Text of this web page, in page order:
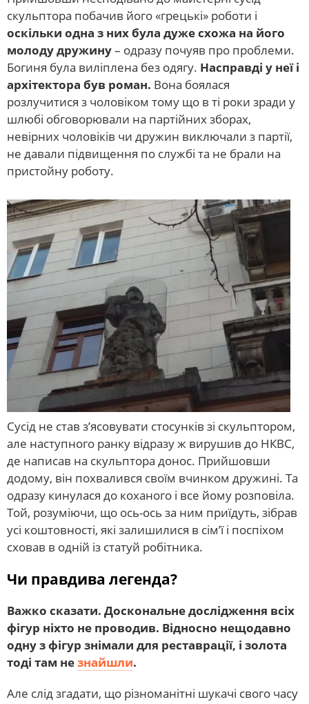
скульптора побачив його «грецькі» роботи і
оскільки одна з них була дуже схожа на його
молоду дружину– одразу почуяв про проблеми.
Богиня була виліплена без одягу. Насправді у неї і
архітектора був роман. Вона боялася
розлучитися з чоловіком тому що в ті роки зради у
шлюбі обговорювали на партійних зборах,
невірних чоловіків чи дружин виключали з партії,
не давали підвищення по службі та не брали на
пристойну роботу.
Сусід не став з’ясовувати стосунків зі скульптором,
але наступного ранку відразу ж вирушив до НКВС,
де написав на скульптора донос. Прийшовши
додому, він похвалився своїм вчинком дружині. Та
одразу кинулася до коханого і все йому розповіла.
Той, розуміючи, що ось-ось за ним приїдуть, зібрав
усі коштовності, які залишилися в сім’ї і поспіхом
сховав в одній із статуй робітника.
Чи правдива легенда?
Важко сказати. Доскональне дослідження всіх
фігур ніхто не проводив. Відносно нещодавно
одну з фігур знімали для реставрації, і золота
тоді там незнайшли.
Але слід згадати, що різноманітні шукачі свого часу